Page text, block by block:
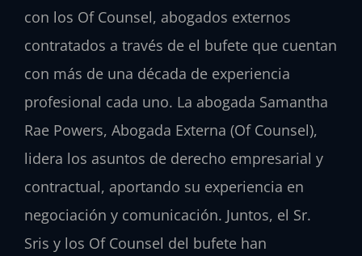
con los Of Counsel, abogados externos
contratados a través de el bufete que cuentan
con más de una década de experiencia
profesional cada uno. La abogada Samantha
Rae Powers, Abogada Externa (Of Counsel),
lidera los asuntos de derecho empresarial y
contractual, aportando su experiencia en
negociación y comunicación. Juntos, el Sr.
Sris y los Of Counsel del bufete han